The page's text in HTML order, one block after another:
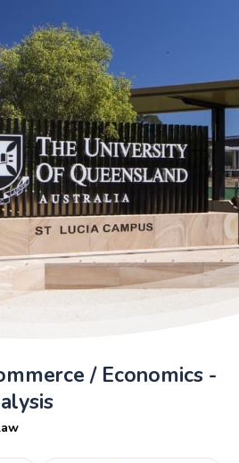
/ Economics -